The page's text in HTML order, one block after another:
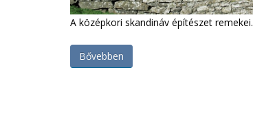
A középkori skandináv építészet remekei.
Bővebben